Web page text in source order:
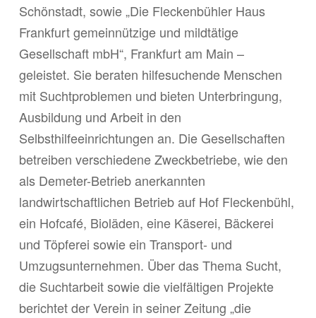
Schönstadt, sowie „Die Fleckenbühler Haus
Frankfurt gemeinnützige und mildtätige
Gesellschaft mbH“, Frankfurt am Main –
geleistet. Sie beraten hilfesuchende Menschen
mit Suchtproblemen und bieten Unterbringung,
Ausbildung und Arbeit in den
Selbsthilfeeinrichtungen an. Die Gesellschaften
betreiben verschiedene Zweckbetriebe, wie den
als Demeter-Betrieb anerkannten
landwirtschaftlichen Betrieb auf Hof Fleckenbühl,
ein Hofcafé, Bioläden, eine Käserei, Bäckerei
und Töpferei sowie ein Transport- und
Umzugsunternehmen. Über das Thema Sucht,
die Suchtarbeit sowie die vielfältigen Projekte
berichtet der Verein in seiner Zeitung „die